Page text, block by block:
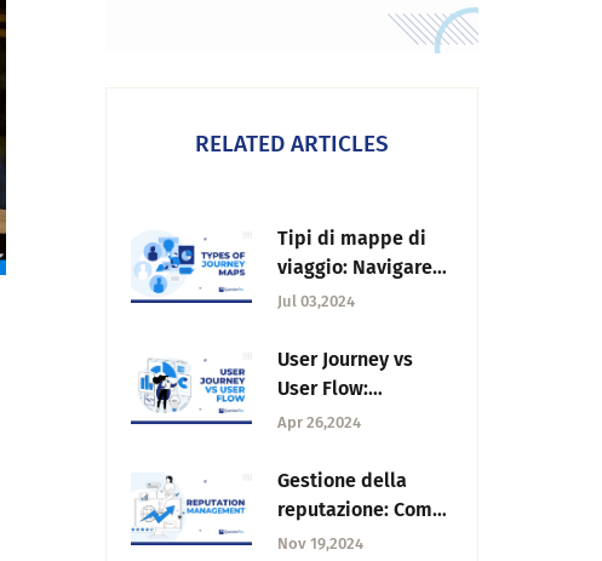
RELATED ARTICLES
Tipi di mappe di
viaggio: Navigare
nell'esperienza del
Jul 03,2024
User Journey vs
User Flow:
differenze e
Apr 26,2024
Gestione della
reputazione: Come
proteggere la
Nov 19,2024